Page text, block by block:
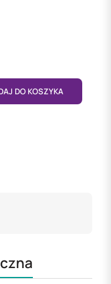
DO KOSZYKA